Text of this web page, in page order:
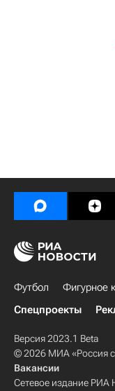
Футбол Фигурное
Спецпроекты
Версия 2023.1 Beta
© 2026 МИА «Россия
Вакансии
Сетевое издание РИА